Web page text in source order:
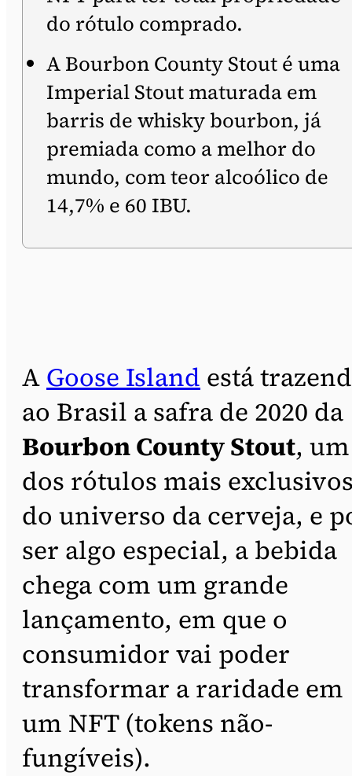
do rótulo comprado.
A Bourbon County Stout é uma
Imperial Stout maturada em
barris de whisky bourbon, já
premiada como a melhor do
mundo, com teor alcoólico de
14,7% e 60 IBU.
A Goose Island está
ao Brasil a safra de 2020 da
Bourbon County Stout, um
dos rótulos mais
do universo da cerveja, e
ser algo especial, a bebida
chega com um grande
lançamento, em que o
consumidor vai poder
transformar a raridade em
um NFT (tokens não-
fungíveis).